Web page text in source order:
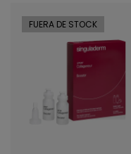
FUERA DE STOCK